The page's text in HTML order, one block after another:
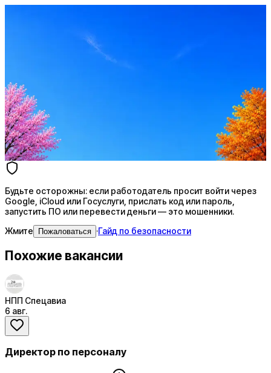
Стратегия поиска с AI: рынки, позиции, вилка, каналы
Будьте осторожны: если работодатель просит войти через
Google, iCloud или Госуслуги, прислать код или пароль,
запустить ПО или перевести деньги — это мошенники.
Жмите
Пожаловаться ·Гайд по безопасности
Похожие вакансии
НПП Спецавиа
6 авг.
Директор по персоналу